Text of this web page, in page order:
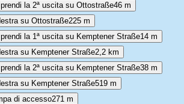
la 2ª uscita su Ottostraße46 m
su Ottostraße225 m
la 1ª uscita su Kemptener Straße14 m
su Kemptener Straße2,2 km
la 2ª uscita su Kemptener Straße38 m
su Kemptener Straße519 m
di accesso271 m